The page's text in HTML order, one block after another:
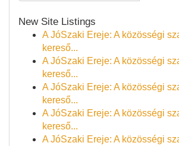
New Site Listings
A JóSzaki Ereje: A közösségi
kereső...
A JóSzaki Ereje: A közösségi
kereső...
A JóSzaki Ereje: A közösségi
kereső...
A JóSzaki Ereje: A közösségi
kereső...
A JóSzaki Ereje: A közösségi